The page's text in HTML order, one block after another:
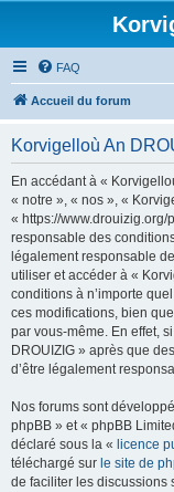
FAQ
Accueil du forum
Korvigelloù An
En accédant à «
« notre », « nos », «
« https://www.drouizig.org/
responsable des
légalement responsable
utiliser et accéder à «
conditions à n’importe
ces modifications, bien
par vous-même. En effet,
DROUIZIG » après que
d’être légalement
Nos forums sont
phpBB » et « phpBB
déclaré sous la « licence
téléchargé sur le site de
de faciliter les discussions